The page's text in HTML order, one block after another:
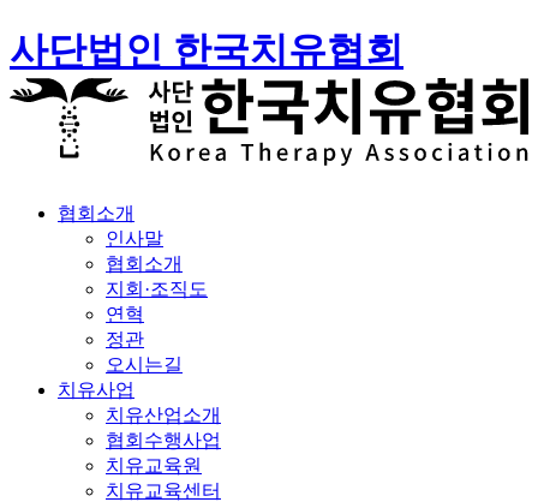
사단법인 한국치유협회
협회소개
인사말
협회소개
지회·조직도
연혁
정관
오시는길
치유사업
치유산업소개
협회수행사업
치유교육원
치유교육센터